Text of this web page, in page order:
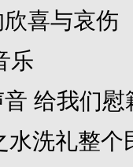
喜与哀伤
乐
给我们慰
洗礼整个